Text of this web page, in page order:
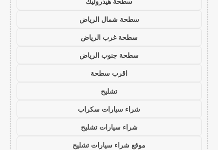
سطحة شمال الرياض
سطحة غرب الرياض
سطحة جنوب الرياض
اقرب سطحة
تشليح
شراء سيارات سكراب
شراء سيارات تشليح
موقع شراء سيارات تشليح